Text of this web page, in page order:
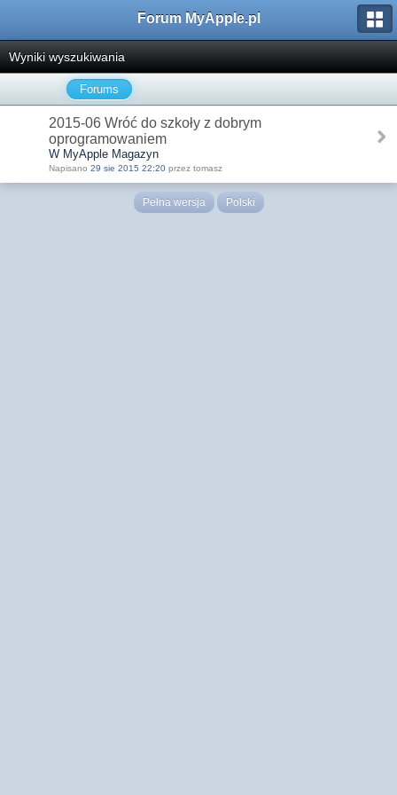
Forum MyApple.pl
Wyniki wyszukiwania
Forums
2015-06 Wróć do szkoły z dobrym
oprogramowaniem
W MyApple Magazyn
Napisano 29 sie 2015 22:20 przez tomasz
Pełna wersja Polski